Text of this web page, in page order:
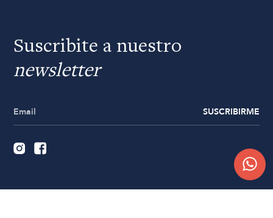
Suscribite a nuestro
newsletter
SUSCRIBIRME